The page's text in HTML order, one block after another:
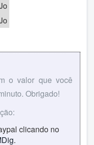
o valor que você
Obrigado!
clicando no
.